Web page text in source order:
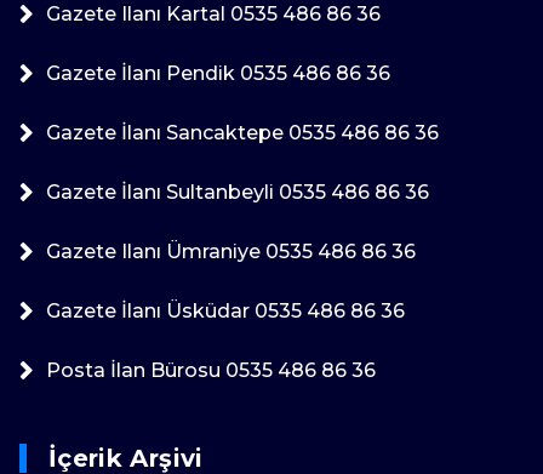
Gazete Ilanı Kartal 0535 486 86 36
Gazete İlanı Pendik 0535 486 86 36
Gazete İlanı Sancaktepe 0535 486 86 36
Gazete İlanı Sultanbeyli 0535 486 86 36
Gazete Ilanı Ümraniye 0535 486 86 36
Gazete İlanı Üsküdar 0535 486 86 36
Posta İlan Bürosu 0535 486 86 36
İçerik Arşivi